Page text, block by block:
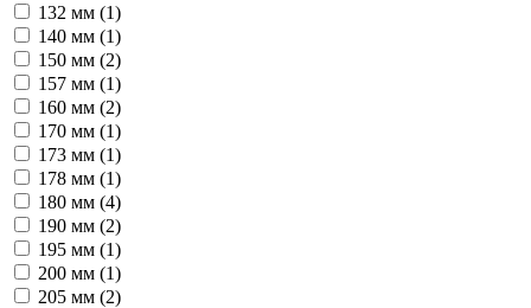
132 мм (1)
140 мм (1)
150 мм (2)
157 мм (1)
160 мм (2)
170 мм (1)
173 мм (1)
178 мм (1)
180 мм (4)
190 мм (2)
195 мм (1)
200 мм (1)
205 мм (2)